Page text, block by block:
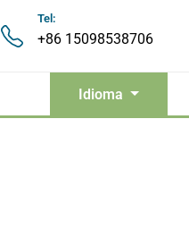
Tel:
+86 15098538706
Idioma